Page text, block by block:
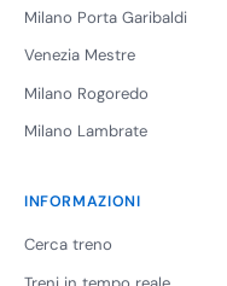
Milano Porta Garibaldi
Venezia Mestre
Milano Rogoredo
Milano Lambrate
INFORMAZIONI
Cerca treno